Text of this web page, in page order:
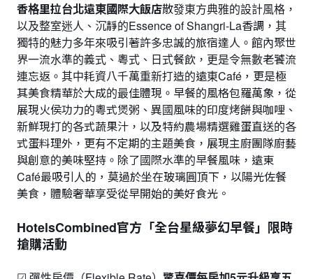
香格里拉台北遠東國際大飯店散發東方典雅的設計風格，
以及整室迷人、沉靜的Essence of Shangri-La香調，其
獨特的魅力多年來吸引著許多忠誠的旅宿達人。館內聚世
界一流水準的義式、粵式、日式餐飲，更是令無數老饕流
連忘返。其中耗資八千萬重新打造的遠東Café，更是極
其美食精華於大成的最佳體現。早餐的風格包羅萬象，從
展現火侯功力的粵式煲粥、異國風味的印度烤餅與咖哩、
新鮮現打的各式蔬果汁，以及特約農場精選雞蛋直送的各
式蛋料理外，更有不定期的主題美食，展現主廚團隊廚藝
與創意的美味堅持。除了國際水準的早餐風味，遠東
Café最吸引人的，莫過於坐在玻璃圓頂下，以陽光佐餐
美食，體驗奢華享受從早開始的美好食光。
HotelsCombined官方「全台星級夢幻早餐」限時
搶購活動